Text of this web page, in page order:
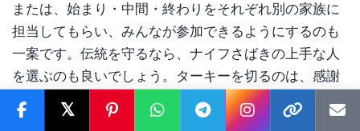
または、始まり・中間・終わりをそれぞれ別の家族に
担当してもらい、みんなが参加できるようにするのも
一案です。伝統を守るなら、ナイフさばきの上手な人
を選ぶのも良いでしょう。ターキーを切るのは、感謝
祭の定番の行事です。
𝕏